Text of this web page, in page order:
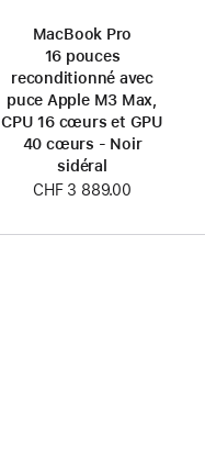
MacBook Pro
16 pouces
reconditionné avec
puce Apple M3 Max,
CPU 16 cœurs et GPU
40 cœurs - Noir
sidéral
CHF 3 889.00